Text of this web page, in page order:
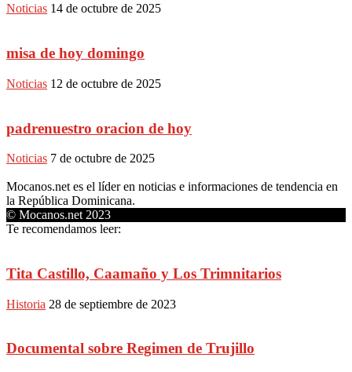
Noticias 14 de octubre de 2025
misa de hoy domingo
Noticias 12 de octubre de 2025
padrenuestro oracion de hoy
Noticias 7 de octubre de 2025
Mocanos.net es el líder en noticias e informaciones de tendencia en
la República Dominicana.
© Mocanos.net 2023
Te recomendamos leer:
Tita Castillo, Caamaño y Los Trimnitarios
Historia 28 de septiembre de 2023
Documental sobre Regimen de Trujillo